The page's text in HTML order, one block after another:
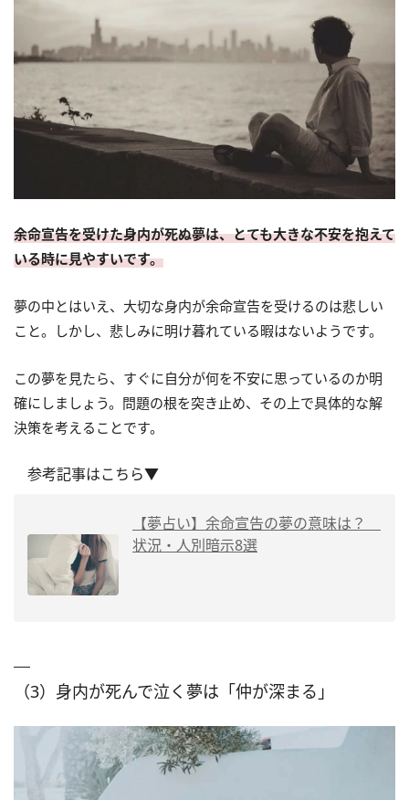
余命宣告を受けた身内が死ぬ夢は、とても大きな不安を抱えて
いる時に見やすいです。
夢の中とはいえ、大切な身内が余命宣告を受けるのは悲しい
こと。しかし、悲しみに明け暮れている暇はないようです。
この夢を見たら、すぐに自分が何を不安に思っているのか明
確にしましょう。問題の根を突き止め、その上で具体的な解
決策を考えることです。
参考記事はこちら▼
【夢占い】余命宣告の夢の意味は？
状況・人別暗示8選
（3）身内が死んで泣く夢は「仲が深まる」